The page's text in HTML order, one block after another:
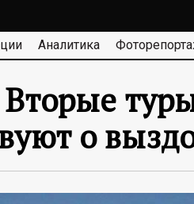
Аналитика
о